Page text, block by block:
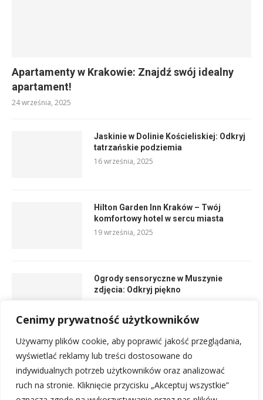
Cenimy prywatność użytkowników
Używamy plików cookie, aby poprawić jakość przeglądania,
wyświetlać reklamy lub treści dostosowane do
indywidualnych potrzeb użytkowników oraz analizować
ruch na stronie. Kliknięcie przycisku „Akceptuj wszystkie”
Apartamenty w Krakowie: Znajdź swój idealny
apartament!
24 września, 2025
Jaskinie w Dolinie Kościeliskiej: Odkryj
tatrzańskie podziemia
16 września, 2025
Hilton Garden Inn Kraków – Twój
komfortowy hotel w sercu miasta
19 września, 2025
Ogrody sensoryczne w Muszynie
zdjęcia: Odkryj piękno
Basen Skawina: Odkryj atrakcje